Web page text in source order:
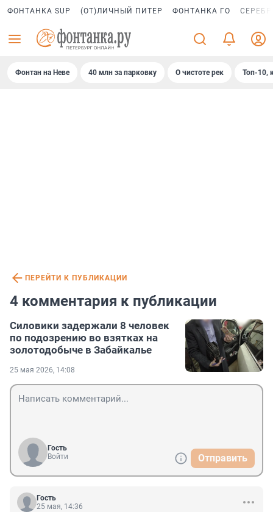
ФОНТАНКА SUP (ОТ)ЛИЧНЫЙ ПИТЕР ФОНТАНКА ГО
Фонтан на Неве 40 млн за парковку О чистоте рек Топ-10,
ПЕРЕЙТИ К ПУБЛИКАЦИИ
4 комментария к публикации
Силовики задержали 8 человек
по подозрению во взятках на
золотодобыче в Забайкалье
25 мая 2026, 14:08
Гость
Войти
Отправить
Гость
25 мая, 14:36